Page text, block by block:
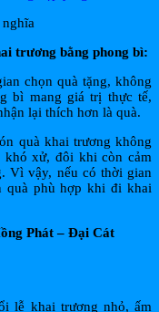
trương bằng phong bì:
chọn quà tặng, không
bì mang giá trị thực tế,
lại thích hơn là quà.
quà khai trương không
khó xử, đôi khi còn cảm
Vì vậy, nếu có thời gian
quà phù hợp khi đi khai
Phát – Đại Cát
lễ khai trương nhỏ, ấm